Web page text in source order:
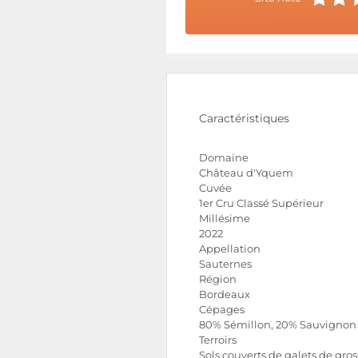
Caractéristiques
Domaine
Château d'Yquem
Cuvée
1er Cru Classé Supérieur
Millésime
2022
Appellation
Sauternes
Région
Bordeaux
Cépages
80% Sémillon, 20% Sauvignon
Terroirs
Sols couverts de galets de